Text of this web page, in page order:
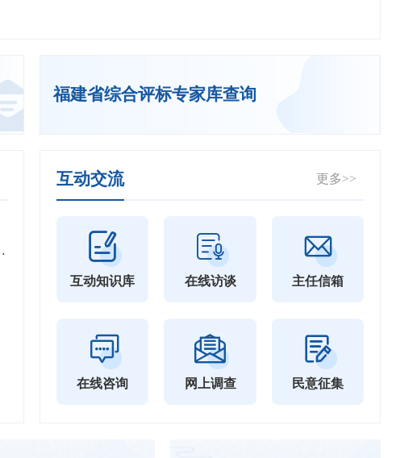
福建省综合评标专家库查询
互动交流 更多>>
互动知识库 在线访谈 主任信箱
在线咨询 网上调查 民意征集